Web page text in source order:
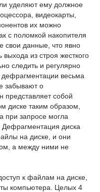
уделяют ему должное
видеокарты,
их можно
с поломкой накопителя
свои данные, что явно
из строя жесткого
следить и регулярно
весьма
забывают о
представляет собой
диске таким образом,
при запросе могла
диска
на диске, и они
а между ними не
к файлам на диске,
компьютера. Целых 4